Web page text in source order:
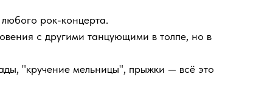
рок-концерта.
с другими танцующими в толпе, но в
"кручение мельницы", прыжки — всё это